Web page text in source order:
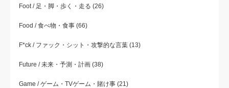
Foot / 足・脚・歩く・走る (26)
Food / 食べ物・食事 (66)
F*ck / ファック・シット・攻撃的な言葉 (13)
Future / 未来・予測・計画 (38)
Game / ゲーム・TVゲーム・賭け事 (21)